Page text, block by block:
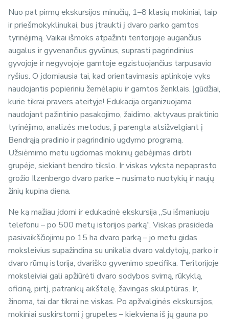
Nuo pat pirmų ekskursijos minučių, 1–8 klasių mokiniai, taip
ir priešmokyklinukai, bus įtraukti į dvaro parko gamtos
tyrinėjimą. Vaikai išmoks atpažinti teritorijoje augančius
augalus ir gyvenančius gyvūnus, suprasti pagrindinius
gyvojoje ir negyvojoje gamtoje egzistuojančius tarpusavio
ryšius. O įdomiausia tai, kad orientavimasis aplinkoje vyks
naudojantis popieriniu žemėlapiu ir gamtos ženklais. Įgūdžiai,
kurie tikrai pravers ateityje! Edukacija organizuojama
naudojant pažintinio pasakojimo, žaidimo, aktyvaus praktinio
tyrinėjimo, analizės metodus, ji parengta atsižvelgiant į
Bendrąją pradinio ir pagrindinio ugdymo programą.
Užsiėmimo metu ugdomas mokinių gebėjimas dirbti
grupėje, siekiant bendro tikslo. Ir viskas vyksta nepaprasto
grožio Ilzenbergo dvaro parke – nusimato nuotykių ir naujų
žinių kupina diena.
Ne ką mažiau įdomi ir edukacinė ekskursija „Su išmaniuoju
telefonu – po 500 metų istorijos parką“. Viskas prasideda
pasivaikščiojimu po 15 ha dvaro parką – jo metu gidas
moksleivius supažindina su unikalia dvaro valdytojų, parko ir
dvaro rūmų istorija, dvariško gyvenimo specifika. Teritorijoje
moksleiviai gali apžiūrėti dvaro sodybos svirną, rūkyklą,
oficiną, pirtį, patrankų aikštelę, žavingas skulptūras. Ir,
žinoma, tai dar tikrai ne viskas. Po apžvalginės ekskursijos,
mokiniai suskirstomi į grupeles – kiekviena iš jų gauna po